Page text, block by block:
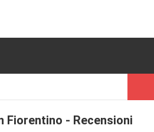
Fiorentino - Recensioni